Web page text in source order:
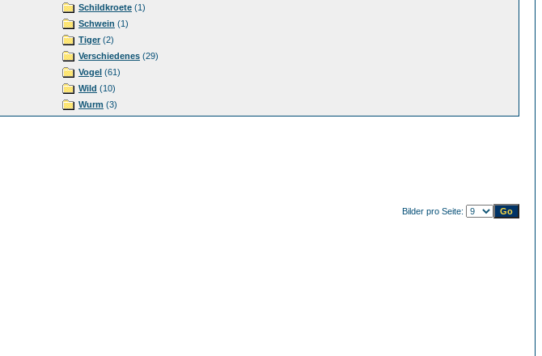
Schildkroete (1)
Schwein (1)
Tiger(2)
Verschiedenes (29)
Vogel (61)
Wild (10)
Wurm (3)
Bilder pro Seite: